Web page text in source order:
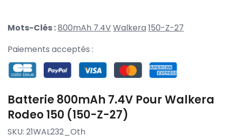
Mots-Clés :800mAh 7.4VWalkera 150-Z-27
Paiements acceptés :
Batterie 800mAh 7.4V Pour Walkera
Rodeo 150 (150-Z-27)
SKU: 21WAL232_Oth